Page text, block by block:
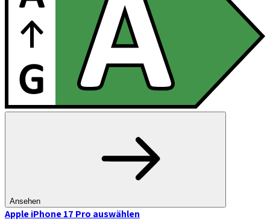
Ansehen
Apple iPhone 17 Pro auswählen